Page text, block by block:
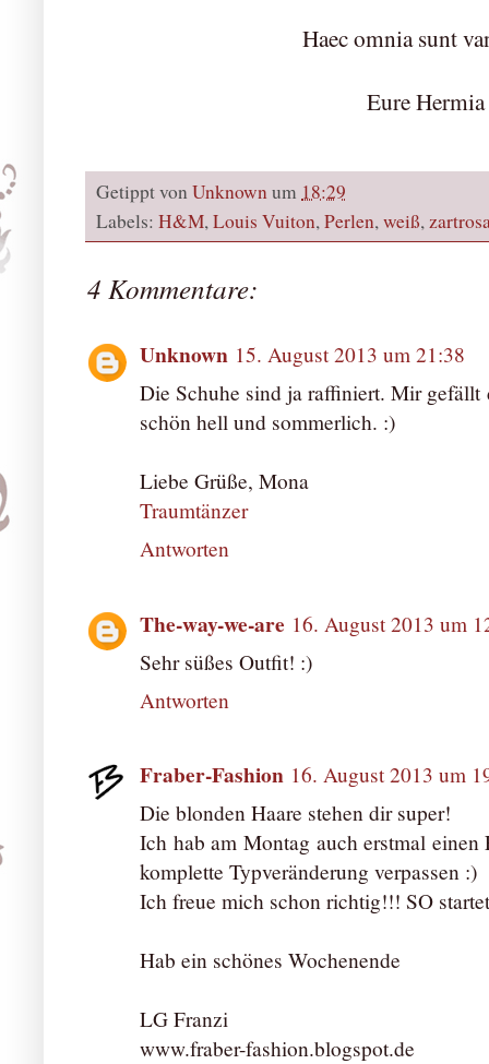
Haec omnia sunt
Eure Hermia
Getippt von Unknownum 18:29
Labels: H&M,Louis Vuiton,Perlen,weiß,
4 Kommentare:
Unknown 15. August 2013 um 21:38
Die Schuhe sind ja raffiniert. Mir gefällt
schön hell und sommerlich. :)
Liebe Grüße, Mona
Traumtänzer
Antworten
The-way-we-are 16. August 2013 um
Sehr süßes Outfit! :)
Antworten
Fraber-Fashion 16. August 2013 um
Die blonden Haare stehen dir super!
Ich hab am Montag auch erstmal
komplette Typveränderung verpassen :)
Ich freue mich schon richtig!!! SO
Hab ein schönes Wochenende
LG Franzi
www.fraber-fashion.blogspot.de